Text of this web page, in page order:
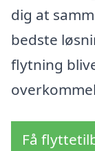
dig at
bedste
flytning
Få